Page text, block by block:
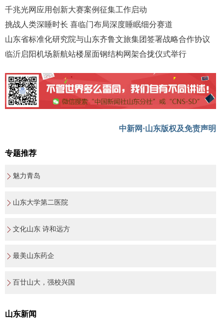
千兆光网应用创新大赛案例征集工作启动
挑战人类深睡时长 喜临门布局深度睡眠细分赛道
山东省标准化研究院与山东齐鲁文旅集团签署战略合作协议
临沂启阳机场新航站楼屋面钢结构网架合拢仪式举行
中新网·山东版权及免责声明
专题推荐
魅力青岛
山东大学第二医院
文化山东 诗和远方
最美山东药企
百廿山大，强校兴国
山东新闻